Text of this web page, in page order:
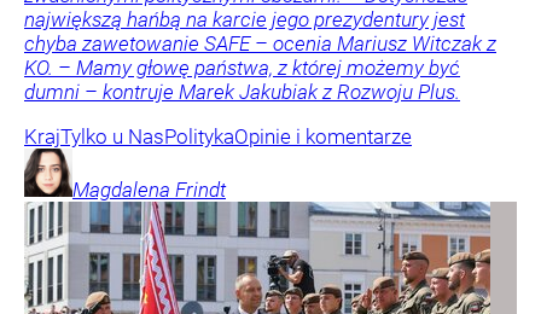
największą hańbą na karcie jego prezydentury jest
chyba zawetowanie SAFE – ocenia Mariusz Witczak z
KO. – Mamy głowę państwa, z której możemy być
dumni – kontruje Marek Jakubiak z Rozwoju Plus.
KrajTylko u NasPolitykaOpinie i komentarze
Magdalena Frindt